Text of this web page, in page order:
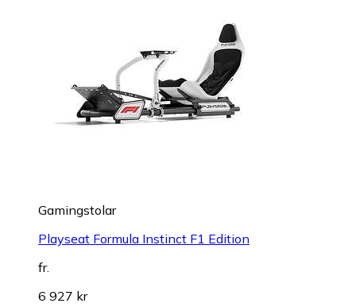
Gamingstolar
Playseat Formula Instinct F1 Edition
fr.
6 927 kr